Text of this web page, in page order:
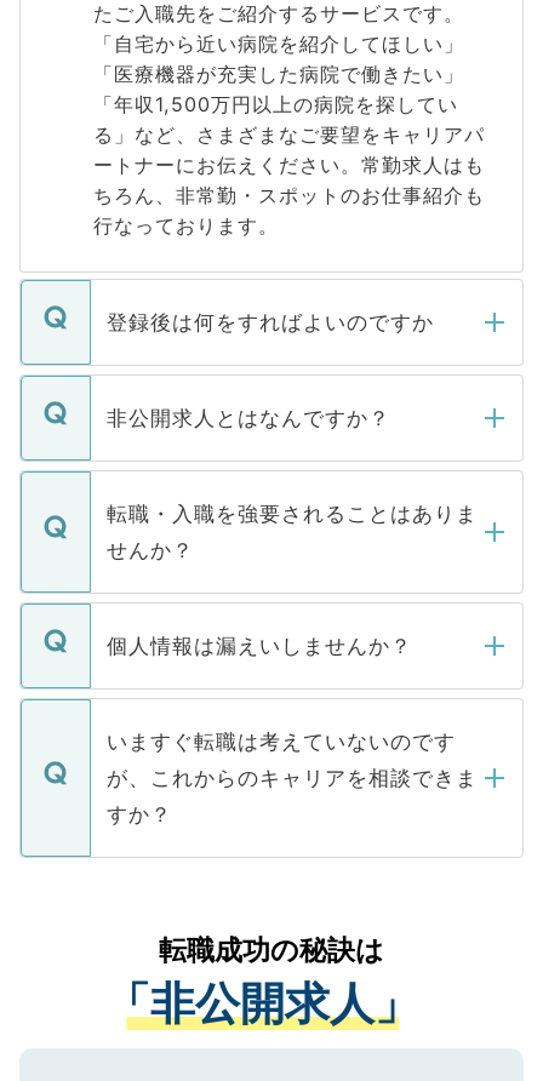
たご入職先をご紹介するサービスです。
「自宅から近い病院を紹介してほしい」
「医療機器が充実した病院で働きたい」
「年収1,500万円以上の病院を探してい
る」など、さまざまなご要望をキャリアパ
ートナーにお伝えください。常勤求人はも
ちろん、非常勤・スポットのお仕事紹介も
行なっております。
登録後は何をすればよいのですか
ご登録いただきましたら、弊社担当者がご
登録内容を確認し、その後メールもしくは
ます。通常、5営業日以内にはご連絡をせて
いただきますので、しばらくお待ちくださ
非公開求人とはなんですか？
マイナビDOCTORで取り扱っている求人の
うち約3割は、Webサイトからご覧いただ
けない「非公開求人」です。非公開求人は
下記の理由によって、一般には公開してい
ません。
■応募殺到を避けるため 人気のある医療機
関を公にしてしまうと、応募が殺到する場
に、医療機関が求める条件に合った人材の
みを人材紹介会社に依頼するケースが増え
ています。
転職・入職を強要されることはありま
せんか？
転職・入職を強要することは一切ありませ
ん。また、仮に応募先から内定をいただい
定を承諾する必要はありません。内定先へ
の辞退の連絡はキャリアパートナーが行い
個人情報は漏えいしませんか？
個人情報が漏えいすることはありませんの
で、ご安心ください。当サイトからの登録
などで収集したご登録者様の個人情報は、
ご本人のキャリアアップおよび転職活動の
支援を目的に使用いたします。お預かりし
ているすべての個人データはご本人の許可
は、個人情報の取り扱いについての厳密な
管理基準を満たした事業者のみに付与され
る、プライバシーマークを取得済みです。
いますぐ転職は考えていないのです
が、これからのキャリアを相談できま
すか？
かがいして、現在の医療機関の状況や紹介
経験をまじえながら、適切なアドバイスを
させていただきます。すぐにご転職をされ
ない方には、長期的なサポートが可能です
ので、まずはご登録ください。
転職成功の秘訣は
「非公開求人」